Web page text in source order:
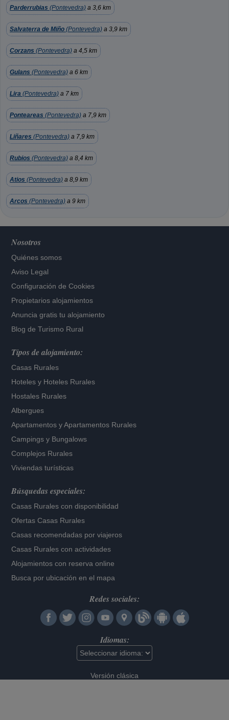
Parderrubias (Pontevedra) a 3,6 km
Salvaterra de Miño (Pontevedra) a 3,9 km
Corzans (Pontevedra) a 4,5 km
Gulans (Pontevedra) a 6 km
Lira (Pontevedra) a 7 km
Ponteareas (Pontevedra) a 7,9 km
Liñares (Pontevedra) a 7,9 km
Rubios (Pontevedra) a 8,4 km
Atios (Pontevedra) a 8,9 km
Arcos (Pontevedra) a 9 km
Nosotros
Quiénes somos
Aviso Legal
Configuración de Cookies
Propietarios alojamientos
Anuncia gratis tu alojamiento
Blog de Turismo Rural
Tipos de alojamiento:
Casas Rurales
Hoteles y Hoteles Rurales
Hostales Rurales
Albergues
Apartamentos yApartamentos Rurales
Campings y Bungalows
Complejos Rurales
Viviendas turísticas
Búsquedas especiales:
Casas Rurales con disponibilidad
Ofertas Casas Rurales
Casas recomendadas por viajeros
Casas Rurales con actividades
Alojamientos con reserva online
Busca por ubicación en el mapa
Redes sociales:
Idiomas:
Versión clásica